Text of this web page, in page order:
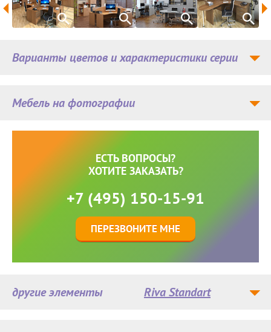
Мебель на фотографии
Варианты цветов и характеристики серии
ЕСТЬ ВОПРОСЫ?
ХОТИТЕ ЗАКАЗАТЬ?
+7 (495) 150-15-91
ПЕРЕЗВОНИТЕ МНЕ
другие элементы Riva Standart